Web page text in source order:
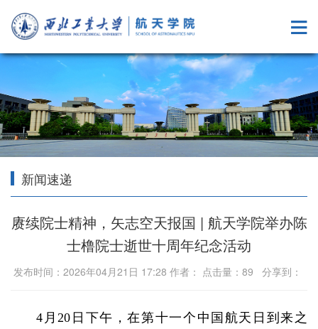
新闻速递
赓续院士精神，矢志空天报国 | 航天学院举办陈
士橹院士逝世十周年纪念活动
发布时间：2026年04月21日 17:28 作者： 点击量： 89 分享到：
4月20日下午，在第十一个中国航天日到来之